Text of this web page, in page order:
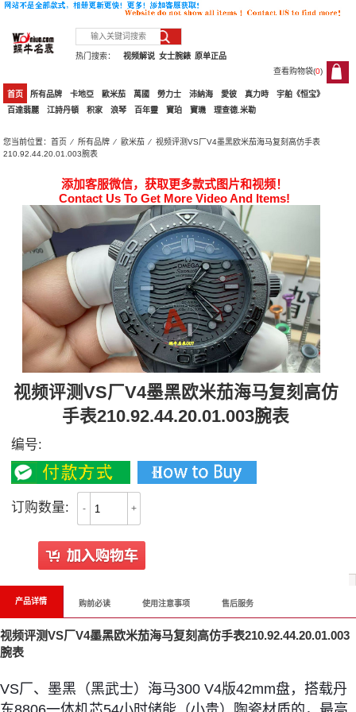
热门搜索： 原单正品
女士腕錶
视频解说
查看购物袋(0)
0
首页 所有品牌 卡地亞 歐米茄 萬國 勞力士 沛納海 愛彼 真力時
宇舶《恒宝》
百達翡麗
江詩丹頓 积家 浪琴 百年靈 寶珀 寶璣 理查德.米勒
您当前位置：首页 ⁄所有品牌 ⁄ 歐米茄 ⁄ 视频评测VS厂V4墨黑欧米茄海马复刻高仿手表
210.92.44.20.01.003腕表
添加客服微信，获取更多款式图片和视频！
Contact Us To Get More Video And Items!
视频评测VS厂V4墨黑欧米茄海马复刻高仿
手表210.92.44.20.01.003腕表
编号:
订购数量: - +
产品详情 购前必读 使用注意事项 售后服务
视频评测VS厂V4墨黑欧米茄海马复刻高仿手表210.92.44.20.01.003
腕表
VS厂、墨黑（黑武士）海马300 V4版42mm盘，搭载丹